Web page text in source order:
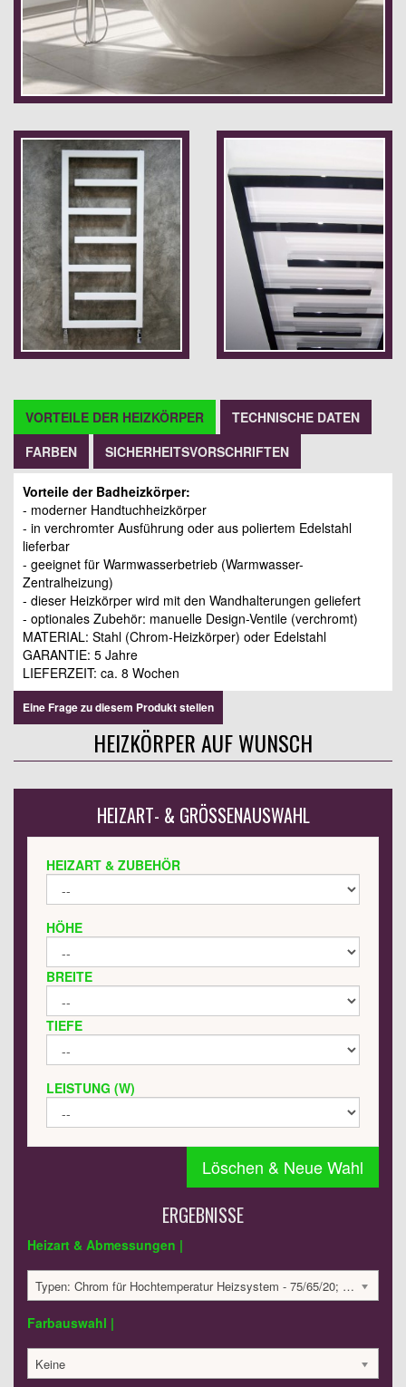
VORTEILE DER HEIZKÖRPER
TECHNISCHE DATEN
FARBEN
SICHERHEITSVORSCHRIFTEN
Vorteile der Badheizkörper:
- moderner Handtuchheizkörper
- in verchromter Ausführung oder aus poliertem Edelstahl
lieferbar
- geeignet für Warmwasserbetrieb (Warmwasser-
Zentralheizung)
- dieser Heizkörper wird mit den Wandhalterungen geliefert
- optionales Zubehör: manuelle Design-Ventile (verchromt)
MATERIAL: Stahl (Chrom-Heizkörper) oder Edelstahl
GARANTIE: 5 Jahre
LIEFERZEIT: ca. 8 Wochen
Eine Frage zu diesem Produkt stellen
HEIZKÖRPER AUF WUNSCH
HEIZART- & GRÖSSENAUSWAHL
HEIZART & ZUBEHÖR
HÖHE
BREITE
TIEFE
LEISTUNG (W)
Löschen & Neue Wahl
ERGEBNISSE
Heizart & Abmessungen |
Typen: Chrom für Hochtemperatur Heizsystem - 75/65/20; Abmessungen: 915x600x80mm; 254 Watt:; 1011.5 €
Farbauswahl |
Keine